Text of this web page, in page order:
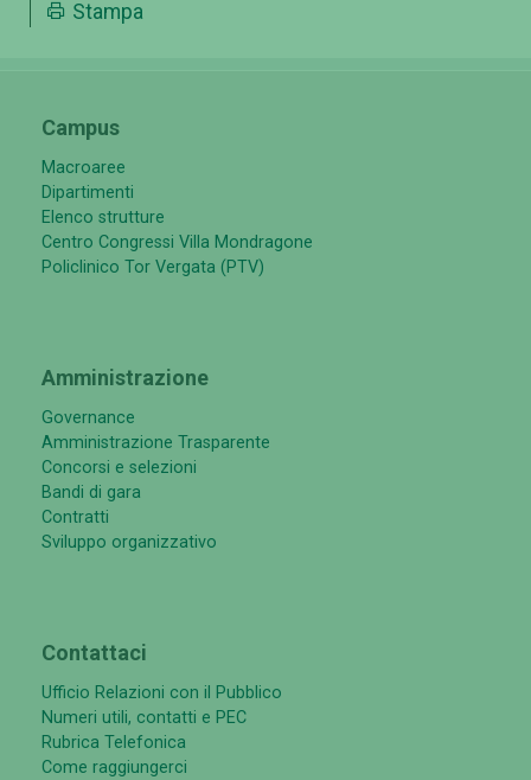
Stampa
Campus
Macroaree
Dipartimenti
Elenco strutture
Centro Congressi Villa Mondragone
Policlinico Tor Vergata (PTV)
Amministrazione
Governance
Amministrazione Trasparente
Concorsi e selezioni
Bandi di gara
Contratti
Sviluppo organizzativo
Contattaci
Ufficio Relazioni con il Pubblico
Numeri utili, contatti e PEC
Rubrica Telefonica
Come raggiungerci